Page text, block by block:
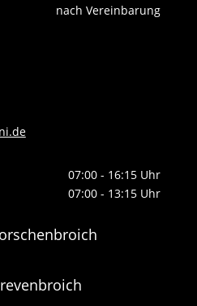
nach Vereinbarung
07:00 - 16:15 Uhr
07:00 - 13:15 Uhr